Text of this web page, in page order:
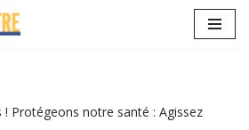
! Protégeons notre santé : Agissez